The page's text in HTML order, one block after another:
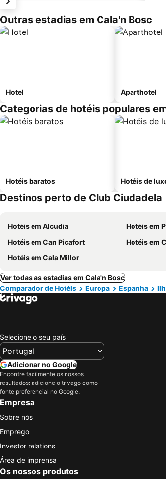
Outras estadias em Cala'n Bosc
Hotel Aparthotel
Categorias de hotéis populares
Hotéis baratos Hotéis de
Destinos perto de Club Ciudadela
Hotéis em Alcudia Hotéis em
Hotéis em Can Picafort
Hotéis em
Hotéis em Cala Millor
Ver todas as estadias em Cala'n Bosc
Comparador de Hotéis
Europa Espanha
Selecione o seu país
Adicionar no Google
Encontre facilmente os nossos
resultados: adicione o trivago como
fonte preferencial no Google.
Empresa
Sobre nós
Emprego
Investor relations
Área de imprensa
Os nossos produtos